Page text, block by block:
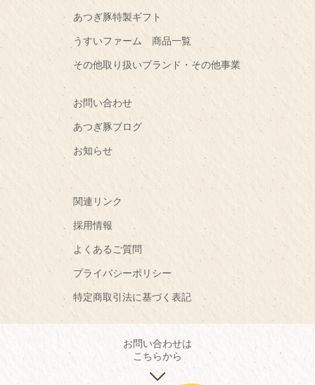
あつぎ豚特製ギフト
うすいファーム 商品一覧
その他取り扱いブランド・その他事業
お問い合わせ
あつぎ豚ブログ
お知らせ
関連リンク
採用情報
よくあるご質問
プライバシーポリシー
特定商取引法に基づく表記
お問い合わせは
こちらから